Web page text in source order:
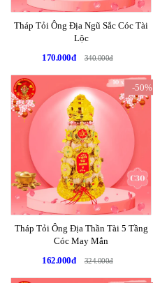
Tháp Tỏi Ông Địa Ngũ Sắc Cóc Tài
Lộc
170.000đ
340.000đ
-50%
Tháp Tỏi Ông Địa Thần Tài 5 Tầng
Cóc May Mắn
162.000đ
324.000đ